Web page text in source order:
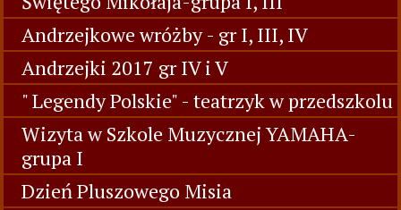
Andrzejkowe wróżby - gr I, III, IV
Andrzejki 2017 gr IV i V
" Legendy Polskie" - teatrzyk w przedszkolu
Wizyta w Szkole Muzycznej YAMAHA-
grupa I
Dzień Pluszowego Misia